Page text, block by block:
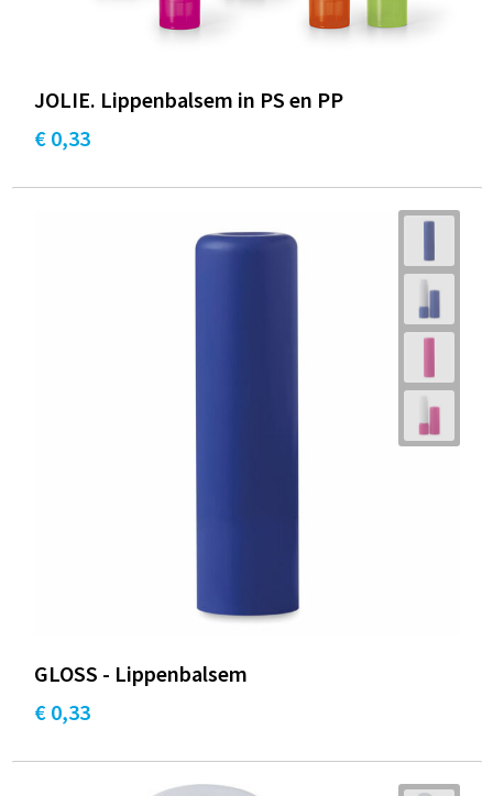
JOLIE. Lippenbalsem in PS en PP
€ 0,33
GLOSS - Lippenbalsem
€ 0,33